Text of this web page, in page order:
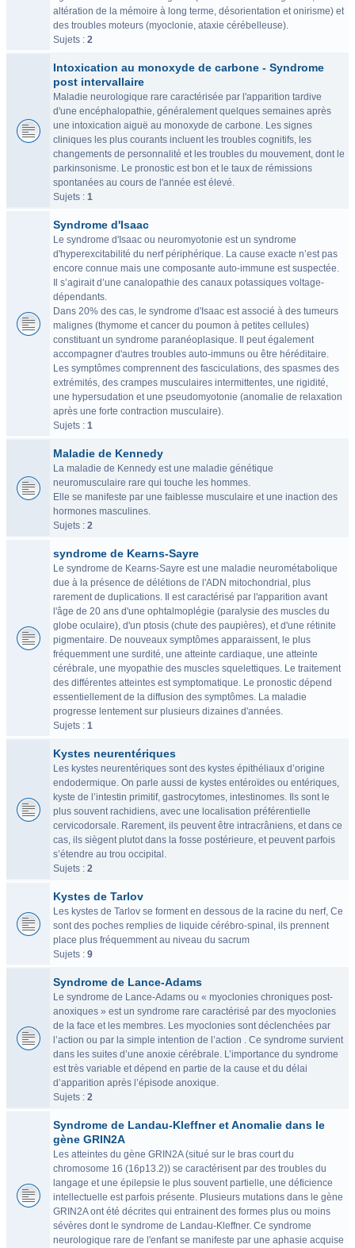
altération de la mémoire à long terme, désorientation et onirisme) et
des troubles moteurs (myoclonie, ataxie cérébelleuse).
Sujets : 2
Intoxication au monoxyde de carbone - Syndrome
post intervallaire
Maladie neurologique rare caractérisée par l'apparition tardive
d'une encéphalopathie, généralement quelques semaines après
une intoxication aiguë au monoxyde de carbone. Les signes
cliniques les plus courants incluent les troubles cognitifs, les
changements de personnalité et les troubles du mouvement, dont le
parkinsonisme. Le pronostic est bon et le taux de rémissions
spontanées au cours de l'année est élevé.
Sujets : 1
Syndrome d'Isaac
Le syndrome d'Isaac ou neuromyotonie est un syndrome
d'hyperexcitabilité du nerf périphérique. La cause exacte n’est pas
encore connue mais une composante auto-immune est suspectée.
Il s’agirait d’une canalopathie des canaux potassiques voltage-
dépendants.
Dans 20% des cas, le syndrome d'Isaac est associé à des tumeurs
malignes (thymome et cancer du poumon à petites cellules)
constituant un syndrome paranéoplasique. Il peut également
accompagner d'autres troubles auto-immuns ou être héréditaire.
Les symptômes comprennent des fasciculations, des spasmes des
extrémités, des crampes musculaires intermittentes, une rigidité,
une hypersudation et une pseudomyotonie (anomalie de relaxation
après une forte contraction musculaire).
Sujets : 1
Maladie de Kennedy
La maladie de Kennedy est une maladie génétique
neuromusculaire rare qui touche les hommes.
Elle se manifeste par une faiblesse musculaire et une inaction des
hormones masculines.
Sujets : 2
syndrome de Kearns-Sayre
Le syndrome de Kearns-Sayre est une maladie neurométabolique
due à la présence de délétions de l'ADN mitochondrial, plus
rarement de duplications. Il est caractérisé par l'apparition avant
l'âge de 20 ans d'une ophtalmoplégie (paralysie des muscles du
globe oculaire), d'un ptosis (chute des paupières), et d'une rétinite
pigmentaire. De nouveaux symptômes apparaissent, le plus
fréquemment une surdité, une atteinte cardiaque, une atteinte
cérébrale, une myopathie des muscles squelettiques. Le traitement
des différentes atteintes est symptomatique. Le pronostic dépend
essentiellement de la diffusion des symptômes. La maladie
progresse lentement sur plusieurs dizaines d'années.
Sujets : 1
Kystes neurentériques
Les kystes neurentériques sont des kystes épithéliaux d’origine
endodermique. On parle aussi de kystes entéroïdes ou entériques,
kyste de l’intestin primitif, gastrocytomes, intestinomes. Ils sont le
plus souvent rachidiens, avec une localisation préférentielle
cervicodorsale. Rarement, ils peuvent être intracrâniens, et dans ce
cas, ils siègent plutot dans la fosse postérieure, et peuvent parfois
s’étendre au trou occipital.
Sujets : 2
Kystes de Tarlov
Les kystes de Tarlov se forment en dessous de la racine du nerf, Ce
sont des poches remplies de liquide cérébro-spinal, ils prennent
place plus fréquemment au niveau du sacrum
Sujets : 9
Syndrome de Lance-Adams
Le syndrome de Lance-Adams ou « myoclonies chroniques post-
anoxiques » est un syndrome rare caractérisé par des myoclonies
de la face et les membres. Les myoclonies sont déclenchées par
l’action ou par la simple intention de l’action . Ce syndrome survient
dans les suites d’une anoxie cérébrale. L’importance du syndrome
est très variable et dépend en partie de la cause et du délai
d’apparition après l’épisode anoxique.
Sujets : 2
Syndrome de Landau-Kleffner et Anomalie dans le
gène GRIN2A
Les atteintes du gène GRIN2A (situé sur le bras court du
chromosome 16 (16p13.2)) se caractérisent par des troubles du
langage et une épilepsie le plus souvent partielle, une déficience
intellectuelle est parfois présente. Plusieurs mutations dans le gène
GRIN2A ont été décrites qui entrainent des formes plus ou moins
sévères dont le syndrome de Landau-Kleffner. Ce syndrome
neurologique rare de l'enfant se manifeste par une aphasie acquise